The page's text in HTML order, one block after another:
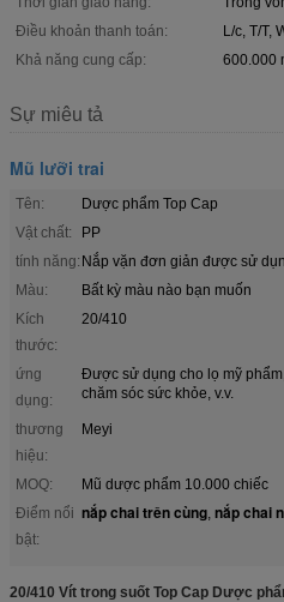
Điều khoản thanh toán:
L/c, T/T,
Khả năng cung cấp:
600.000
Sự miêu tả
Mũ lưỡi trai
Tên:
Dược phẩm Top Cap
Vật chất:
PP
tính năng: Nắp vặn đơn giản được sử
Màu:
Bất kỳ màu nào bạn muốn
Kích
thước:
20/410
ứng
dụng:
Được sử dụng cho lọ mỹ
chăm sóc sức khỏe, v.v.
thương
hiệu:
Meyi
MOQ:
Mũ dược phẩm 10.000 chiếc
Điểm nổi
bật:
nắp chai trên cùng, nắp chai
20/410 Vít trong suốt Top Cap Dược